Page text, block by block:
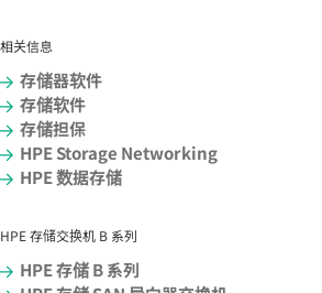
相关信息
存储器软件
存储软件
存储担保
HPE Storage Networking
HPE 数据存储
HPE 存储交换机 B 系列
HPE 存储 B 系列